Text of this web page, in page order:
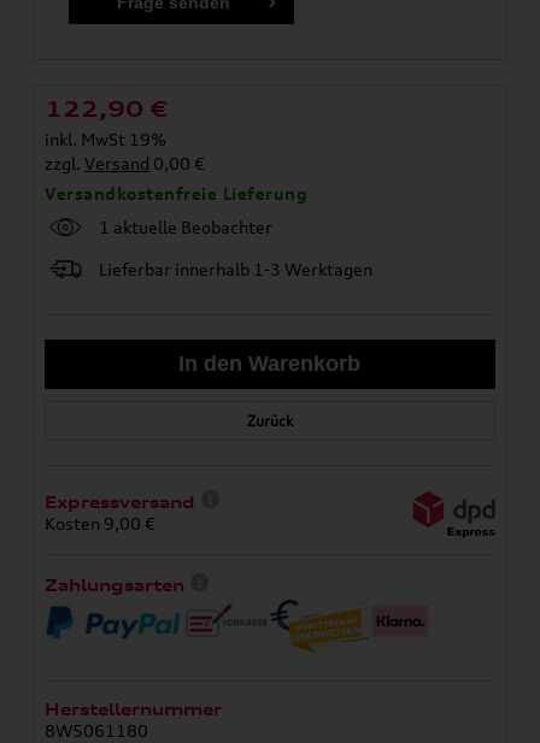
122,90 €
inkl. MwSt 19%
zzgl.Versand 0,00 €
Versandkostenfreie Lieferung
1 aktuelle Beobachter
Lieferbar innerhalb 1-3 Werktagen
Zurück
Expressversand
Kosten 9,00 €
Zahlungsarten
Herstellernummer
8W5061180